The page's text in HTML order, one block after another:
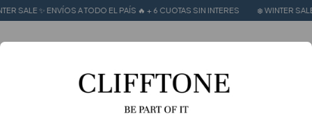
✨ ENVÍOS A TODO EL PAÍS 🔥 + 6 CUOTAS SIN INTERES ❄️ WINTER SALE